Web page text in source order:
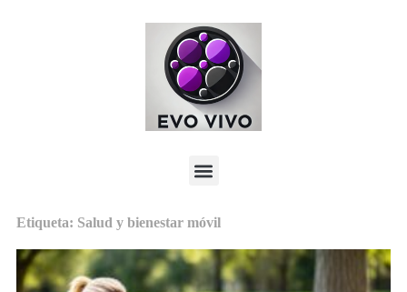
Etiqueta: Salud y bienestar móvil